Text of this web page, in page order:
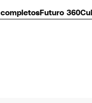
Futuro 360